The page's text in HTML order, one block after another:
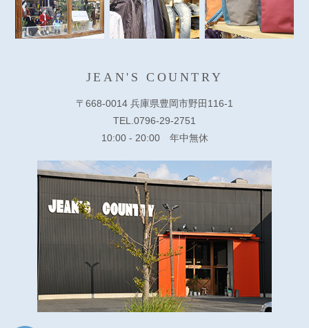
JEAN'S COUNTRY
〒668-0014 兵庫県豊岡市野田116-1
TEL.0796-29-2751
10:00 - 20:00 年中無休